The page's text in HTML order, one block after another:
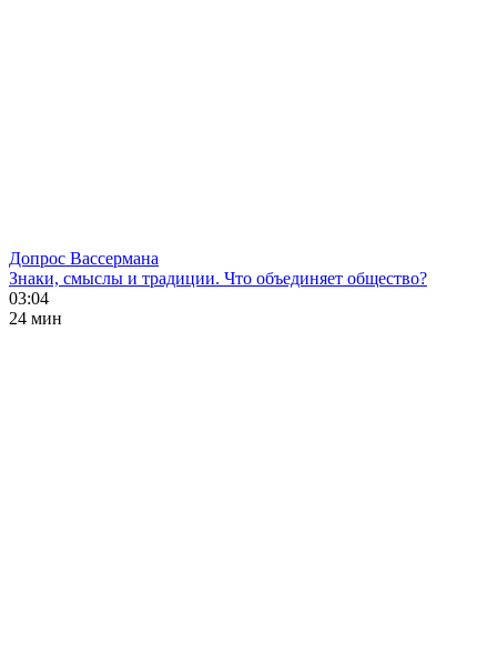
Допрос Вассермана
Знаки, смыслы и традиции. Что объединяет общество?
03:04
24 мин